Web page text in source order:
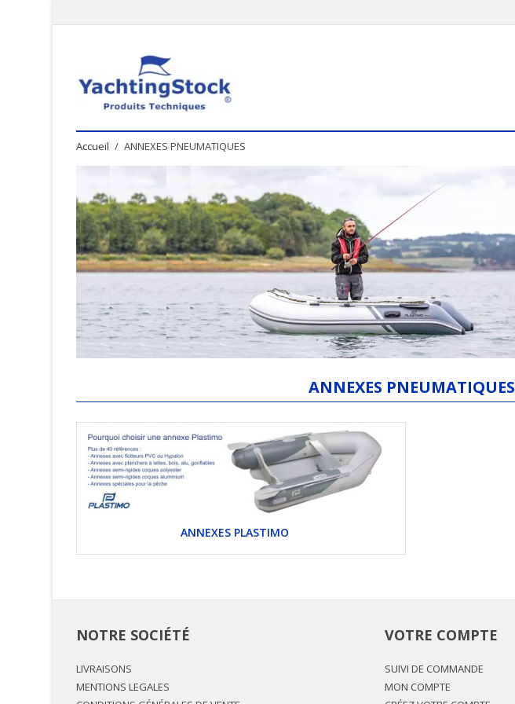
Accueil ANNEXES PNEUMATIQUES
ANNEXES PNEUMATIQUES
ANNEXES PLASTIMO
NOTRE SOCIÉTÉ
LIVRAISONS
MENTIONS LEGALES
VOTRE COMPTE
SUIVI DE COMMANDE
MON COMPTE